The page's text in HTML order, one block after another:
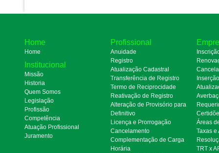
Home
Home
Institucional
Missão
Historia
Quem Somos
Legislação
Profissão
Competência
Atuação Profissional
Juramento
Profissional
Anuidade
Registro
Atualização Cadastral
Transferência de Registro
Termo de Reciprocidade
Reativação de Registro
Alteração de Provisório para
Definitivo
Licença e Prorrogação
Cancelamento
Complementação de Carga
Horária
Áreas
Taxas e
TRT x